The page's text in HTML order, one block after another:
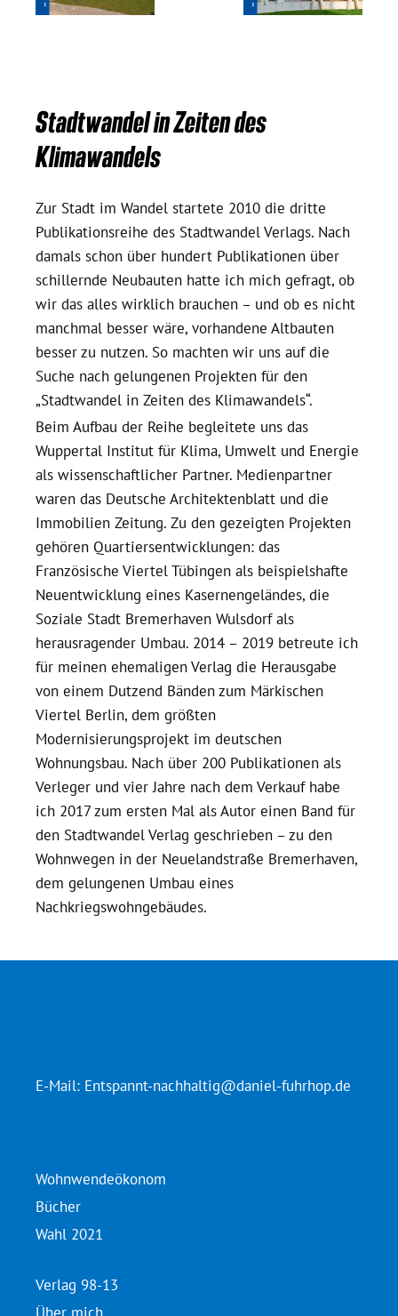
Stadtwandel in Zeiten des
Klimawandels
Zur Stadt im Wandel startete 2010 die dritte
Publikationsreihe des Stadtwandel Verlags. Nach
damals schon über hundert Publikationen über
schillernde Neubauten hatte ich mich gefragt, ob
wir das alles wirklich brauchen – und ob es nicht
manchmal besser wäre, vorhandene Altbauten
besser zu nutzen. So machten wir uns auf die
Suche nach gelungenen Projekten für den
„Stadtwandel in Zeiten des Klimawandels“.
Beim Aufbau der Reihe begleitete uns das
Wuppertal Institut für Klima, Umwelt und Energie
als wissenschaftlicher Partner. Medienpartner
waren das Deutsche Architektenblatt und die
Immobilien Zeitung. Zu den gezeigten Projekten
gehören Quartiersentwicklungen: das
Französische Viertel Tübingen als beispielshafte
Neuentwicklung eines Kasernengeländes, die
Soziale Stadt Bremerhaven Wulsdorf als
herausragender Umbau. 2014 – 2019 betreute ich
für meinen ehemaligen Verlag die Herausgabe
von einem Dutzend Bänden zum Märkischen
Viertel Berlin, dem größten
Modernisierungsprojekt im deutschen
Wohnungsbau. Nach über 200 Publikationen als
Verleger und vier Jahre nach dem Verkauf habe
ich 2017 zum ersten Mal als Autor einen Band für
den Stadtwandel Verlag geschrieben – zu den
Wohnwegen in der Neuelandstraße Bremerhaven,
dem gelungenen Umbau eines
Nachkriegswohngebäudes.
E-Mail: Entspannt-nachhaltig@daniel-fuhrhop.de
Wohnwendeökonom
Bücher
Wahl 2021
Verlag 98-13